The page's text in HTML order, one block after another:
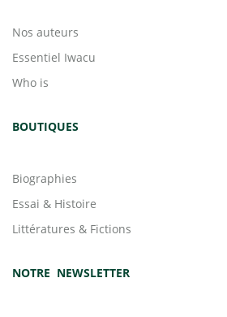
Nos auteurs
Essentiel Iwacu
Who is
BOUTIQUES
Biographies
Essai & Histoire
Littératures & Fictions
NOTRE NEWSLETTER